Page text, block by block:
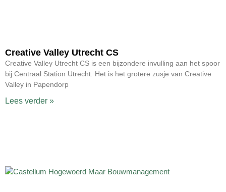
Creative Valley Utrecht CS
Creative Valley Utrecht CS is een bijzondere invulling aan het spoor
bij Centraal Station Utrecht. Het is het grotere zusje van Creative
Valley in Papendorp
Lees verder »